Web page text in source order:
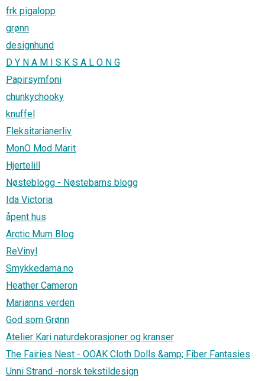
frk pigalopp
grønn
designhund
D Y N A M I S K S A L O N G
Papirsymfoni
chunkychooky
knuffel
Fleksitarianerliv
MonO Mod Marit
Hjertelill
Nøsteblogg - Nøstebarns blogg
Ida Victoria
åpent hus
Arctic Mum Blog
ReVinyl
Smykkedama.no
Heather Cameron
Marianns verden
God som Grønn
Atelier Kari naturdekorasjoner og kranser
The Fairies Nest - OOAK Cloth Dolls &amp; Fiber Fantasies
Unni Strand -norsk tekstildesign